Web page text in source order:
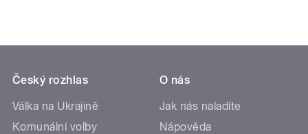
Český rozhlas
Válka na Ukrajině
Komunální volby
O nás
Jak nás naladíte
Nápověda